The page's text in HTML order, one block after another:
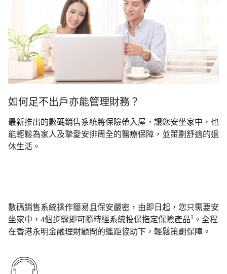
如何足不出戶亦能管理財務？
最新推出的數碼銷售系統將保險帶入屋，讓您安坐家中，也
能輕鬆為家人及摯愛安排周全的醫療保障，並策劃舒適的退
休生活。
數碼銷售系統操作簡易且保安嚴密，由即日起，您只需要安
坐家中，4個步驟即可隨時經系統投保指定保險產品1 。全程
在香港永明金融理財顧問的遙距協助下，輕鬆策劃保障。